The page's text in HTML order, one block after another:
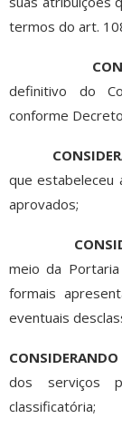
termos do art.
definitivo do
conforme
que estabeleceu
aprovados;
meio da
formais
eventuais
CONSIDERANDO
dos serviços
classificatória;